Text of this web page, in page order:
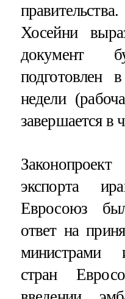
Хосейни
документ
подготовлен
недели
завершается в
экспорта
Евросоюз
ответ на
министрами
стран